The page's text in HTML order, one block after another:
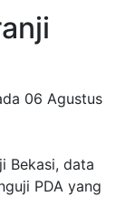
06 Agustus
Bekasi, data
PDA yang